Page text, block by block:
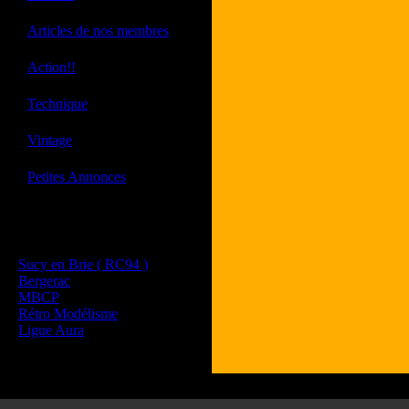
Articles de nos membres
Action!!
Technique
Vintage
Petites Annonces
Sucy en Brie ( RC94 )
Bergerac
MBCP
Rétro Modélisme
Ligue Aura
Les